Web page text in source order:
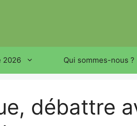
2026 Qui sommes-nous ?
débattre